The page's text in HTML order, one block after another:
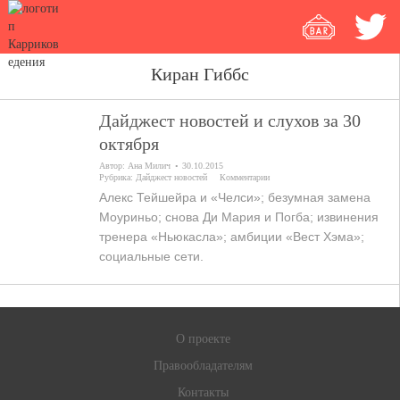
Киран Гиббс
Дайджест новостей и слухов за 30
октября
Автор: Ана Милич
30.10.2015
Рубрика: Дайджест новостей Комментарии
Алекс Тейшейра и «Челси»; безумная замена
Моуриньо; снова Ди Мария и Погба; извинения
тренера «Ньюкасла»; амбиции «Вест Хэма»;
социальные сети.
О проекте
Правообладателям
Контакты